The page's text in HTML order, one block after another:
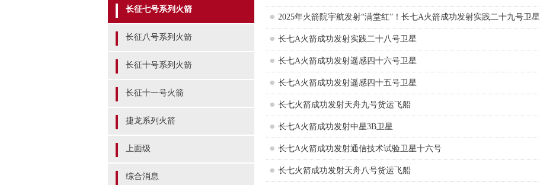
长征七号系列火箭
长征八号系列火箭
长征十号系列火箭
长征十一号火箭
捷龙系列火箭
上面级
综合消息
2025年火箭院宇航发射“满堂红”！长七A火箭成功发射实践二十九号卫星
长七A火箭成功发射实践二十八号卫星
长七A火箭成功发射遥感四十六号卫星
长七A火箭成功发射遥感四十五号卫星
长七火箭成功发射天舟九号货运飞船
长七A火箭成功发射中星3B卫星
长七A火箭成功发射通信技术试验卫星十六号
长七火箭成功发射天舟八号货运飞船